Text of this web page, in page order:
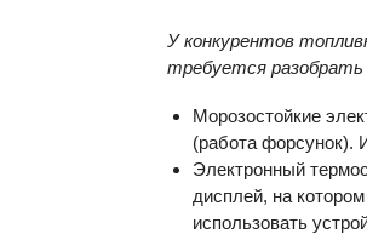
У конкурентов
требуется
Морозостойкие
(работа форсунок).
Электронный
дисплей, на
использовать